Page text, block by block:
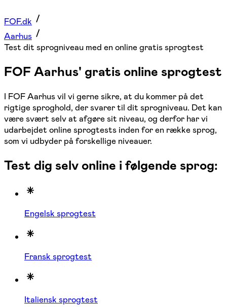
FOF.dk
Aarhus
Test dit sprogniveau med en online gratis sprogtest
FOF Aarhus' gratis online sprogtest
I FOF Aarhus vil vi gerne sikre, at du kommer på det
rigtige sproghold, der svarer til dit sprogniveau. Det kan
være svært selv at afgøre sit niveau, og derfor har vi
udarbejdet online sprogtests inden for en række sprog,
som vi udbyder på forskellige niveauer.
Test dig selv online i følgende sprog:
Engelsk sprogtest
Fransk sprogtest
Italiensk sprogtest